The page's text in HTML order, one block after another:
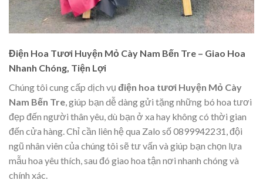
Điện Hoa Tươi Huyện Mỏ Cày Nam Bến Tre – Giao Hoa
Nhanh Chóng, Tiện Lợi
Chúng tôi cung cấp dịch vụ điện hoa tươi Huyện Mỏ Cày
Nam Bến Tre, giúp bạn dễ dàng gửi tặng những bó hoa tươi
đẹp đến người thân yêu, dù bạn ở xa hay không có thời gian
đến cửa hàng. Chỉ cần liên hệ qua Zalo số 0899942231, đội
ngũ nhân viên của chúng tôi sẽ tư vấn và giúp bạn chọn lựa
mẫu hoa yêu thích, sau đó giao hoa tận nơi nhanh chóng và
chính xác.